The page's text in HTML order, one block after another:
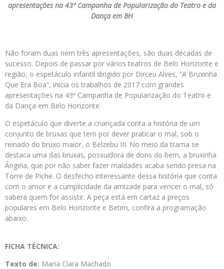
apresentações na 43ª Campanha de Popularização do Teatro e da
Dança em BH
Não foram duas nem três apresentações, são duas décadas de
sucesso. Depois de passar por vários teatros de Belo Horizonte e
região, o espetáculo infantil dirigido por Dirceu Alves, “A Bruxinha
Que Era Boa”, inicia os trabalhos de 2017 com grandes
apresentações na 43ª Campanha de Popularização do Teatro e
da Dança em Belo Horizonte.
O espetáculo que diverte a criançada conta a história de um
conjunto de bruxas que tem por dever praticar o mal, sob o
reinado do bruxo maior, o Belzebu III. No meio da trama se
destaca uma das bruxas, possuidora de dons do bem, a bruxinha
Ângela, que por não saber fazer maldades acaba sendo presa na
Torre de Piche. O desfecho interessante dessa história que conta
com o amor e a cumplicidade da amizade para vencer o mal, só
saberá quem for assistir. A peça está em cartaz a preços
populares em Belo Horizonte e Betim, confira a programação
abaixo.
FICHA TÉCNICA:
Texto de: Maria Clara Machado